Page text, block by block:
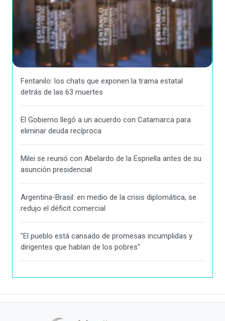
Fentanilo: los chats que exponen la trama estatal
detrás de las 63 muertes
El Gobierno llegó a un acuerdo con Catamarca para
eliminar deuda recíproca
Milei se reunió con Abelardo de la Espriella antes de su
asunción presidencial
Argentina-Brasil: en medio de la crisis diplomática, se
redujo el déficit comercial
"El pueblo está cansado de promesas incumplidas y
dirigentes que hablan de los pobres"